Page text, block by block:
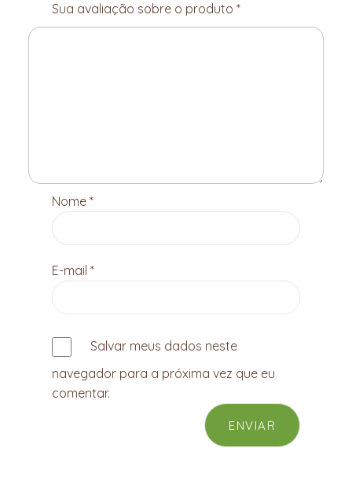
Sua avaliação sobre o produto *
Nome *
E-mail *
Salvar meus dados neste
navegador para a próxima vez que eu
comentar.